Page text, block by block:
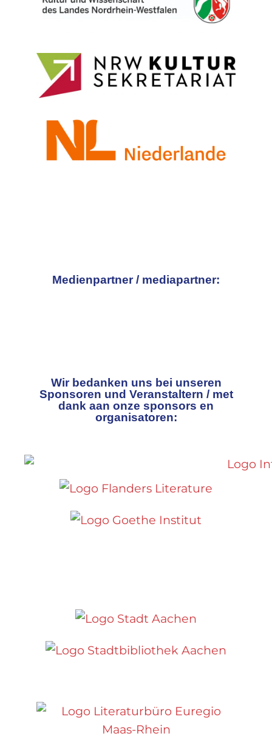
Medienpartner / mediapartner:
Wir bedanken uns bei unseren
Sponsoren und Veranstaltern / met
dank aan onze sponsors en
organisatoren: